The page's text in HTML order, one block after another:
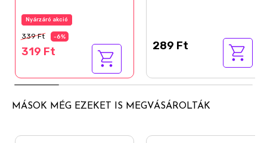
Nyárzáró akció
339 Ft -6%
319 Ft 289 Ft
MÁSOK MÉG EZEKET IS MEGVÁSÁROLTÁK